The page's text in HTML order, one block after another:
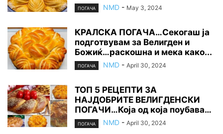
ПОГАЧА NMD - May 3, 2024
КРАЛСКА ПОГАЧА…Секогаш ја
подготвувам за Велигден и
Божиќ…раскошна и мека како...
ПОГАЧА NMD - April 30, 2024
ТОП 5 РЕЦЕПТИ ЗА
НАЈДОБРИТЕ ВЕЛИГДЕНСКИ
ПОГАЧИ…Која од која поубава…
ПОГАЧА NMD - April 30, 2024